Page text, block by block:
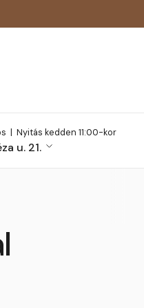
| Nyitás kedden 11:00-kor
u. 21.